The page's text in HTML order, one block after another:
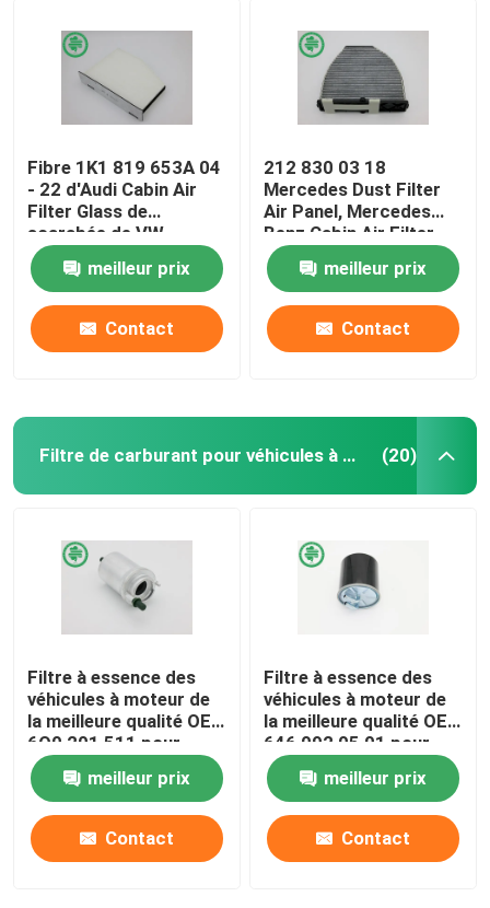
Fibre 1K1 819 653A 04
- 22 d'Audi Cabin Air
Filter Glass de
scarabée de VW
meilleur prix
Contact
212 830 03 18
Mercedes Dust Filter
Air Panel, Mercedes
Benz Cabin Air Filter
meilleur prix
Contact
Filtre de carburant pour véhicules à moteur (20)
Filtre à essence des
véhicules à moteur de
la meilleure qualité OE :
6Q0 201 511 pour
Audi, VW (00-18),
SEAT
meilleur prix
Contact
Filtre à essence des
véhicules à moteur de
la meilleure qualité OE :
646 092 05 01 pour
MERCEDES-BENZ,
SMARTmeilleur prix
Contact